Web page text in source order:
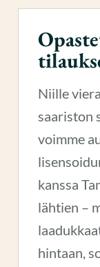
Niille
saariston
voimme
kanssa
lähtien –
hintaan,